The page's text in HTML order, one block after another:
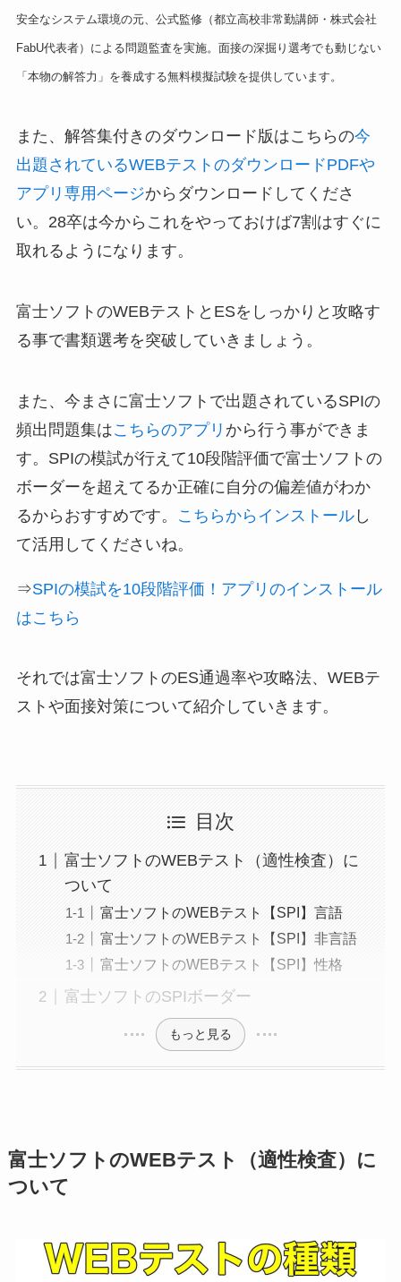
安全なシステム環境の元、公式監修（都立高校非常勤講師・株式会社
FabU代表者）による問題監査を実施。面接の深掘り選考でも動じない
「本物の解答力」を養成する無料模擬試験を提供しています。
また、解答集付きのダウンロード版はこちらの今
出題されているWEBテストのダウンロードPDFや
アプリ専用ページからダウンロードしてくださ
い。28卒は今からこれをやっておけば7割はすぐに
取れるようになります。
富士ソフトのWEBテストとESをしっかりと攻略す
る事で書類選考を突破していきましょう。
また、今まさに富士ソフトで出題されているSPIの
頻出問題集はこちらのアプリ から行う事ができま
す。SPIの模試が行えて10段階評価で富士ソフトの
ボーダーを超えてるか正確に自分の偏差値がわか
るからおすすめです。
こちらからインストールし
て活用してくださいね。
⇒SPIの模試を10段階評価！アプリのインストール
はこちら
それでは富士ソフトのES通過率や攻略法、WEBテ
ストや面接対策について紹介していきます。
目次
富士ソフトのWEBテスト（適性検査）に
ついて
富士ソフトのWEBテスト【SPI】言語
富士ソフトのWEBテスト【SPI】非言語
富士ソフトのWEBテスト【SPI】性格
富士ソフトのSPIボーダー
もっと見る
富士ソフトのWEBテスト（適性検査）に
ついて